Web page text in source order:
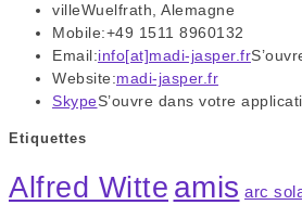
villeWuelfrath, Alemagne
Mobile:+49 1511 8960132
Email:info[at]madi-jasper.fr
Website:madi-jasper.fr
SkypeS’ouvre dans votre
Etiquettes
Alfred Witte amis arc